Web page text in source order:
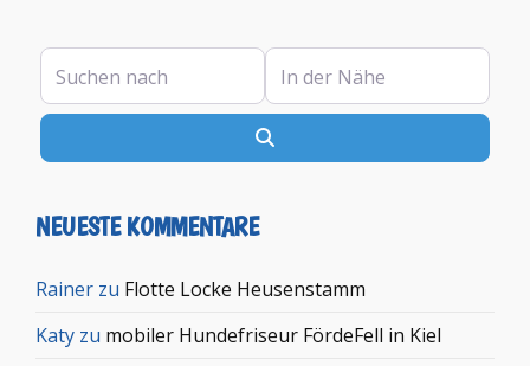
Suchen nach In der Nähe
NEUESTE KOMMENTARE
Rainer zu Flotte Locke Heusenstamm
Katy zu mobiler Hundefriseur FördeFell in Kiel